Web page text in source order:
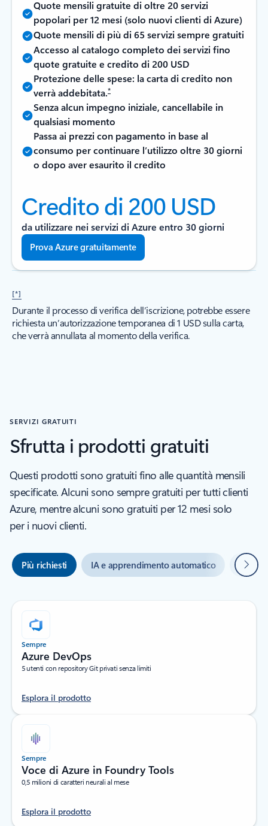
Quote mensili gratuite di oltre 20 servizi
popolari per 12 mesi (solo nuovi clienti di Azure)
Quote mensili di più di 65 servizi sempre gratuiti
Accesso al catalogo completo dei servizi fino
quote gratuite e credito di 200 USD
Protezione delle spese: la carta di credito non
verrà addebitata.*
Senza alcun impegno iniziale, cancellabile in
qualsiasi momento
Passa ai prezzi con pagamento in base al
consumo per continuare l’utilizzo oltre 30 giorni
o dopo aver esaurito il credito
Credito di 200 USD
da utilizzare nei servizi di Azure entro 30 giorni
Prova Azure gratuitamente
[*]
Durante il processo di verifica dell’iscrizione, potrebbe essere
richiesta un’autorizzazione temporanea di 1 USD sulla carta,
che verrà annullata al momento della verifica.
SERVIZI GRATUITI
Sfrutta i prodotti gratuiti
Questi prodotti sono gratuiti fino alle quantità mensili
specificate. Alcuni sono sempre gratuiti per tutti clienti
Azure, mentre alcuni sono gratuiti per 12 mesi solo
per i nuovi clienti.
Più richiesti IA e apprendimento automatico Avanti
Sempre
Azure DevOps
5 utenti con repository Git privati senza limiti
Esplora il prodotto
Sempre
Voce di Azure in Foundry Tools
0,5 milioni di caratteri neurali al mese
Esplora il prodotto